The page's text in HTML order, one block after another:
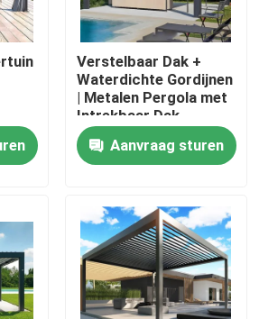
aluminiumterras
Verstelbaar Dak +
Waterdichte Gordijnen
| Metalen Pergola met
Intrekbaar Dak
Aanvraag sturen